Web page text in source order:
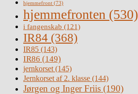
hjemmefront (73)
hjemmefronten (530)
i fangenskab (121)
IR84 (368)
IR85 (143)
IR86 (149)
jernkorset(145)
Jernkorset af 2. klasse (144)
Jørgen og Inger Friis (190)